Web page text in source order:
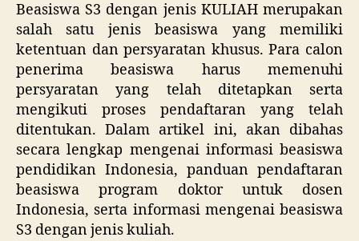
Beasiswa S3 dengan jenis KULIAH merupakan
salah satu jenis beasiswa yang memiliki
ketentuan dan persyaratan khusus. Para calon
penerima beasiswa harus memenuhi
persyaratan yang telah ditetapkan serta
mengikuti proses pendaftaran yang telah
ditentukan. Dalam artikel ini, akan dibahas
secara lengkap mengenai informasi beasiswa
pendidikan Indonesia, panduan pendaftaran
beasiswa program doktor untuk dosen
Indonesia, serta informasi mengenai beasiswa
S3 dengan jenis kuliah.